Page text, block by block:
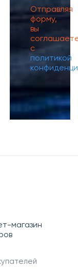
Отправляя
форму,
вы
с
политикой
магазин